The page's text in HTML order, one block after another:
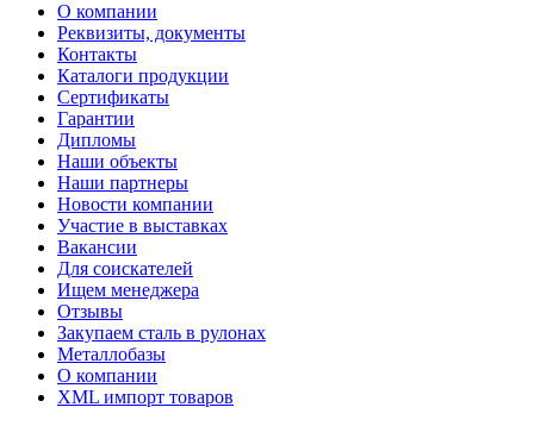
О компании
Реквизиты, документы
Контакты
Каталоги продукции
Сертификаты
Гарантии
Дипломы
Наши объекты
Наши партнеры
Новости компании
Участие в выставках
Вакансии
Для соискателей
Ищем менеджера
Отзывы
Закупаем сталь в рулонах
Металлобазы
О компании
XML импорт товаров